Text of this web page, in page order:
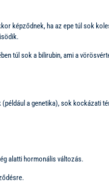
képződnek, ha az epe túl sok
túl sok a bilirubin, ami a
a genetika), sok kockázati
alatti hormonális változás.